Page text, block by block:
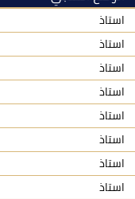
استاذ
استاذ
استاذ
استاذ
استاذ
استاذ
استاذ
استاذ